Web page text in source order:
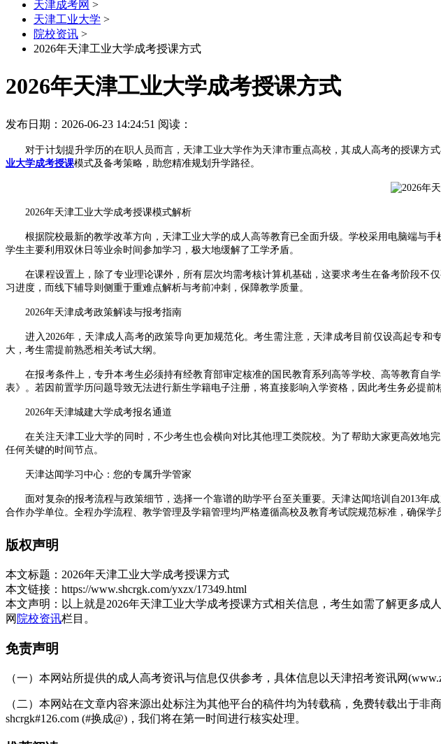
天津成考网 >
天津工业大学 >
院校资讯 >
2026年天津工业大学成考授课方式
2026年天津工业大学成考授课方式
发布日期：2026-06-23 14:24:51 阅读：
对于计划提升学历的在职人员而言，天津工业大学作为天津市重点高校，其成人高考的授课方
业大学成考授课模式及备考策略，助您精准规划升学路径。
2026年天津工业大学成考授课模式解析
根据院校最新的教学改革方向，天津工业大学的成人高等教育已全面升级。学校采用电脑端与手
学生主要利用双休日等业余时间参加学习，极大地缓解了工学矛盾。
在课程设置上，除了专业理论课外，所有层次均需考核计算机基础，这要求考生在备考阶段不
习进度，而线下辅导则侧重于重难点解析与考前冲刺，保障教学质量。
2026年天津成考政策解读与报考指南
进入2026年，天津成人高考的政策导向更加规范化。考生需注意，天津成考目前仅设高起专和
大，考生需提前熟悉相关考试大纲。
在报考条件上，专升本考生必须持有经教育部审定核准的国民教育系列高等学校、高等教育自
表》。若因前置学历问题导致无法进行新生学籍电子注册，将直接影响入学资格，因此考生务必提前
2026年天津城建大学成考报名通道
在关注天津工业大学的同时，不少考生也会横向对比其他理工类院校。为了帮助大家更高效地完
任何关键的时间节点。
天津达闻学习中心：您的专属升学管家
面对复杂的报考流程与政策细节，选择一个靠谱的助学平台至关重要。天津达闻培训自2013年
合作办学单位。全程办学流程、教学管理及学籍管理均严格遵循高校及教育考试院规范标准，确保
依托全职专属教务教研团队，机构搭建了全流程闭环服务体系，并开通了官方资讯报名网站。官
政策误读。平台支持学员线上自主咨询、在线报名、资料提交及进度查询，真正实现信息透明化与
2026年 天津工业大学成考授课方式更加灵活高效，但同时也对考生的自主学习能力提出了要求
学历文凭。
展开全文
版权声明
本文标题： 2026年天津工业大学成考授课方式
本文链接： https://www.shcrgk.com/yxzx/17349.html
本文声明： 以上就是2026年天津工业大学成考授课方式相关信息，考生如需了解更多
网 院校资讯栏目。
免责声明
（一）本网站所提供的成人高考资讯与信息仅供参考，具体信息以天津招考资讯网
（二）本网站在文章内容来源出处标注为其他平台的稿件均为转载稿，免费转载出于
shcrgk#126.com (#换成@)，我们将在第一时间进行核实处理。